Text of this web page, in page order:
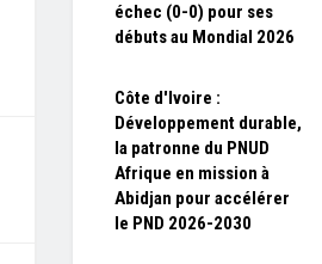
échec (0-0) pour ses
débuts au Mondial 2026
Côte d'Ivoire :
Développement durable,
la patronne du PNUD
Afrique en mission à
Abidjan pour accélérer
le PND 2026-2030